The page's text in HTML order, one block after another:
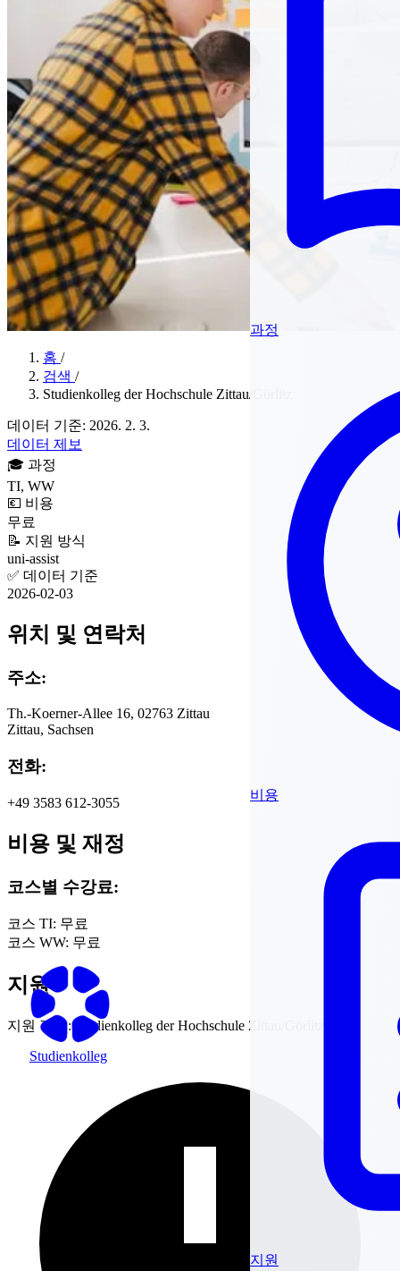
Studienkolleg
과정
비용
지원
홈 /
검색 /
Studienkolleg der Hochschule Zittau/Görlitz
데이터 기준: 2026. 2. 3.
데이터 제보
🎓 과정
TI, WW
💶 비용
무료
📝 지원 방식
uni-assist
✅ 데이터 기준
2026-02-03
위치 및 연락처
주소:
Th.-Koerner-Allee 16, 02763 Zittau
Zittau, Sachsen
전화:
+49 3583 612-3055
비용 및 재정
코스별 수강료:
코스 TI: 무료
코스 WW: 무료
지원
지원 정보: Studienkolleg der Hochschule Zittau/Görlitz